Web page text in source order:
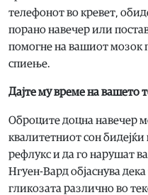
телефонот во кревет,
порано навечер или
помогне на вашиот мозок
спиење.
Дајте му време на вашето
Оброците доцна навечер
квалитетниот сон
рефлукс и да го нарушат
Нгуен-Вард објаснува
гликозата различно во